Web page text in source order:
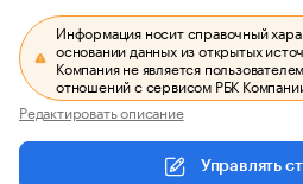
Информация носит справочный
основании данных из открытых
Компания не является
отношений с сервисом РБК
Редактировать описание
Управлять